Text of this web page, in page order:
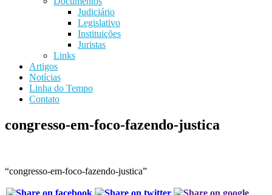
Judiciário
Legislativo
Instituições
Juristas
Links
Artigos
Notícias
Linha do Tempo
Contato
congresso-em-foco-fazendo-justica
“congresso-em-foco-fazendo-justica”